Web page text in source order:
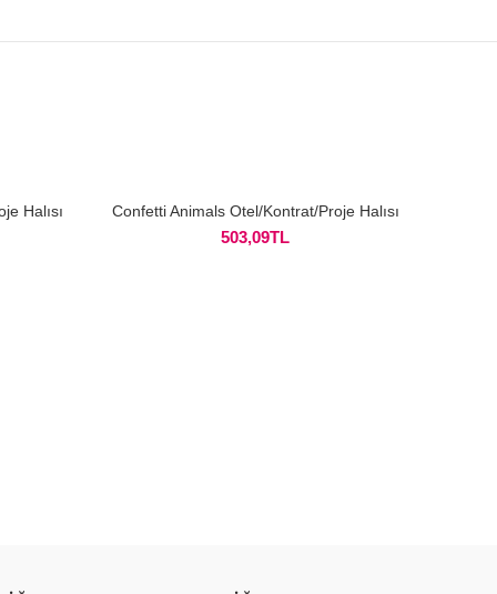
Halısı Confetti Animals Otel/Kontrat/Proje Halısı
503,09TL